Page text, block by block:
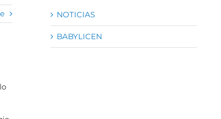
NOTICIAS
BABYLICEN